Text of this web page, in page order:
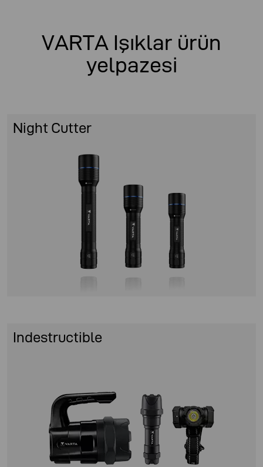
VARTA Işıklar ürün
yelpazesi
Night Cutter
Indestructible